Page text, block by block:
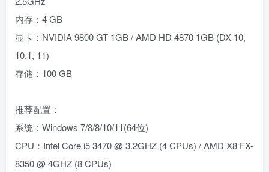
内存：4 GB
显卡：NVIDIA 9800 GT 1GB / AMD HD 4870 1GB (DX 10,
10.1, 11)
存储：100 GB
推荐配置：
系统：Windows 7/8/8/10/11(64位)
CPU：Intel Core i5 3470 @ 3.2GHZ (4 CPUs) / AMD X8 FX-
8350 @ 4GHZ (8 CPUs)